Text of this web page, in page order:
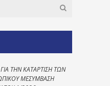
ΤΗΝ ΚΑΤΑΡΤΙΣΗ ΤΩΝ
ΜΕΣΥΜΒΑΣΗ